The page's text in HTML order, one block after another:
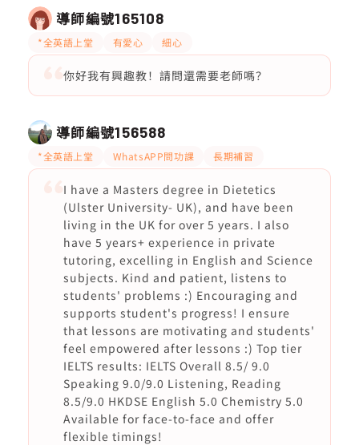
導師編號165108
*全英語上堂 有愛心 細心
你好我有興趣教！請問還需要老師嗎？
導師編號156588
*全英語上堂 WhatsAPP問功課 長期補習
I have a Masters degree in Dietetics
(Ulster University- UK), and have been
living in the UK for over 5 years. I also
have 5 years+ experience in private
tutoring, excelling in English and Science
subjects. Kind and patient, listens to
students' problems :) Encouraging and
supports student's progress! I ensure
that lessons are motivating and students'
feel empowered after lessons :) Top tier
IELTS results: IELTS Overall 8.5/ 9.0
Speaking 9.0/9.0 Listening, Reading
8.5/9.0 HKDSE English 5.0 Chemistry 5.0
Available for face-to-face and offer
flexible timings!